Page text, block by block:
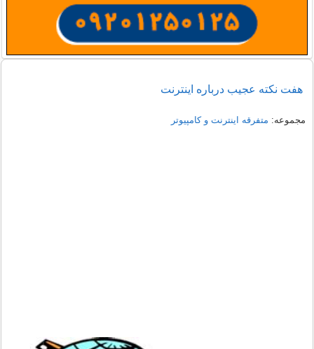
هفت نکته عجيب درباره اينترنت
مجموعه: متفرقه اينترنت و كامپيوتر